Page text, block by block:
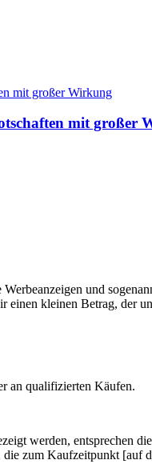
mit großer
Werbeanzeigen und
kleinen Betrag, der
an qualifizierten Käufen.
werden, entsprechen
zum Kaufzeitpunkt [auf